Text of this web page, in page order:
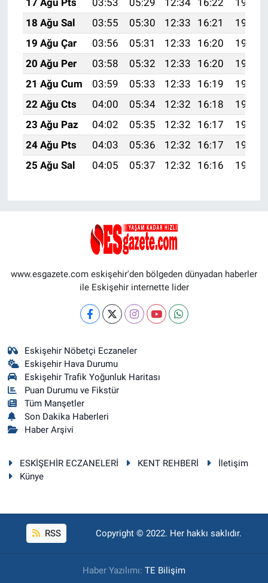
18 Ağu Sal
03:55 05:30 12:33 16:21
19:27
19 Ağu Çar
03:56 05:31 12:33 16:20
19:25
20 Ağu Per
03:58 05:32 12:33 16:20
19:24
21 Ağu Cum
03:59 05:33 12:33 16:19
19:22
22 Ağu Cts
04:00 05:34 12:32 16:18
19:21
23 Ağu Paz
04:02 05:35 12:32 16:17
19:19
24 Ağu Pts
04:03 05:36 12:32 16:17
19:18
25 Ağu Sal
04:05 05:37 12:32 16:16 19:16
www.esgazete.com eskişehir'den bölgeden dünyadan haberler
ile Eskişehir internette lider
Eskişehir Nöbetçi Eczaneler
Eskişehir Hava Durumu
Eskişehir Trafik Yoğunluk Haritası
Puan Durumu ve Fikstür
Tüm Manşetler
Son Dakika Haberleri
Haber Arşivi
ESKİŞEHİR ECZANELERİ KENT REHBERİ
İletişim
Künye
RSS Copyright © 2022. Her hakkı saklıdır.
Haber Yazılımı: TE Bilişim